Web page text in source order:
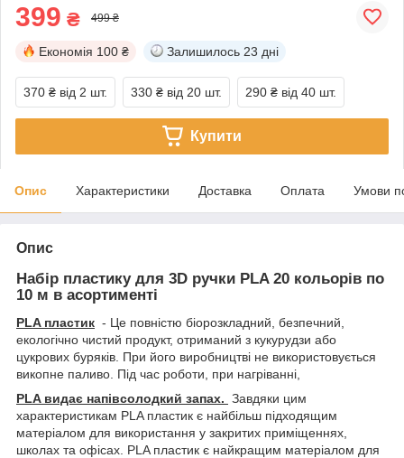
399 ₴ 499 ₴
Економія 100 ₴ Залишилось 23 дні
370 ₴ від 2 шт. 330 ₴ від 20 шт. 290 ₴ від 40 шт.
Купити
Опис Характеристики Доставка Оплата Умови
Опис
Набір пластику для 3D ручки PLA 20 кольорів по
10 м в асортименті
PLA пластик - Це повністю біорозкладний, безпечний,
екологічно чистий продукт, отриманий з кукурудзи або
цукрових буряків. При його виробництві не використовується
викопне паливо. Під час роботи, при нагріванні,
PLA видає напівсолодкий запах. Завдяки цим
характеристикам PLA пластик є найбільш підходящим
матеріалом для використання у закритих приміщеннях,
школах та офісах. PLA пластик є найкращим матеріалом для